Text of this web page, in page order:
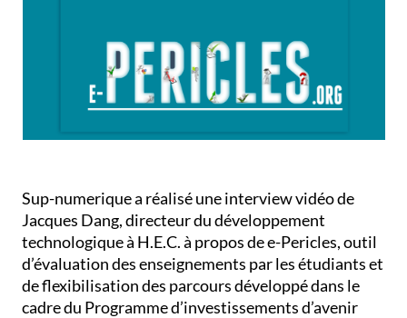
Sup-numerique a réalisé une interview vidéo de
Jacques Dang, directeur du développement
technologique à H.E.C. à propos de e-Pericles, outil
d’évaluation des enseignements par les étudiants et
de flexibilisation des parcours développé dans le
cadre du Programme d’investissements d’avenir